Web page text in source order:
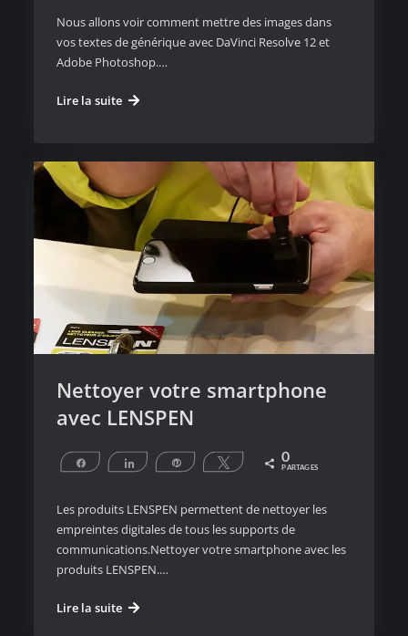
Nous allons voir comment mettre des images dans
vos textes de générique avec DaVinci Resolve 12 et
Adobe Photoshop.…
Lire la suiteDaVinci
passer
textes
image
Nettoyer votre smartphone
avec LENSPEN
Partagez Partagez Épingle Tweetez 0
PARTAGES
Les produits LENSPEN permettent de nettoyer les
empreintes digitales de tous les supports de
communications.Nettoyer votre smartphone avec les
produits LENSPEN.…
Lire la suiteNettoyer